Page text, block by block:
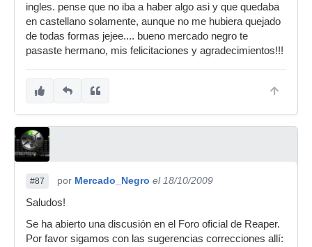
ingles. pense que no iba a haber algo asi y que quedaba
en castellano solamente, aunque no me hubiera quejado
de todas formas jejee.... bueno mercado negro te
pasaste hermano, mis felicitaciones y agradecimientos!!!
#87 por Mercado_Negro el 18/10/2009
Saludos!
Se ha abierto una discusión en el Foro oficial de Reaper.
Por favor sigamos con las sugerencias correcciones allí: